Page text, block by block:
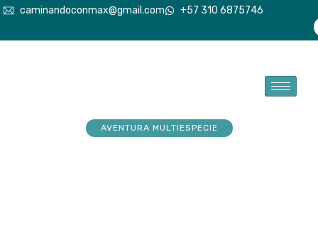
caminandoconmax@gmail.com +57 310 6875746
AVENTURA MULTIESPECIE